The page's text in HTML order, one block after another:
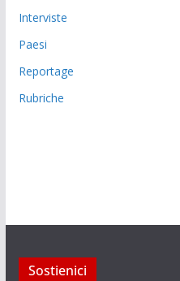
Interviste
Paesi
Reportage
Rubriche
Sostienici